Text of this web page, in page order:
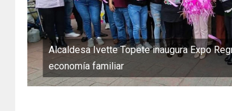
Alcaldesa Ivette Topete inaugura Expo
economía familiar